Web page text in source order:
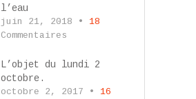
l’eau
juin 21, 2018 • 18
Commentaires
L’objet du lundi 2
octobre.
octobre 2, 2017 • 16